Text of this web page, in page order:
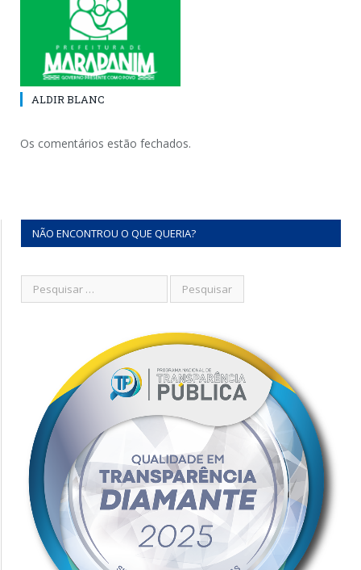
ALDIR BLANC
Os comentários estão fechados.
NÃO ENCONTROU O QUE QUERIA?